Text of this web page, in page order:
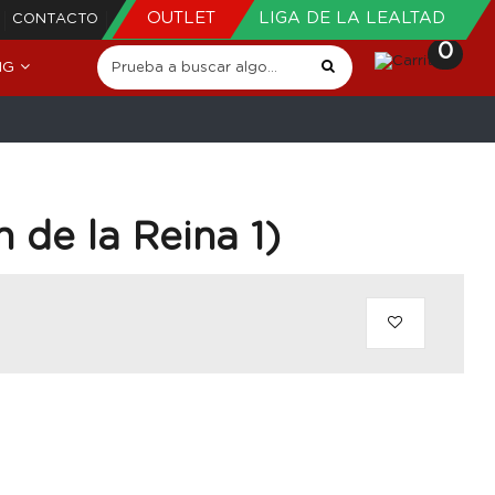
CONTACTO OUTLET LIGA DE LA LEALTAD
0
de la Reina 1)